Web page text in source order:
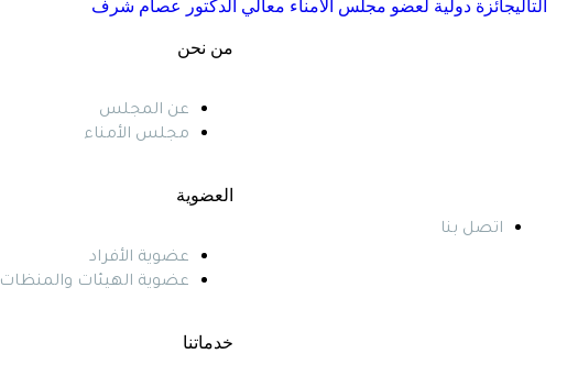
التاليجائزة دولية لعضو مجلس الامناء معالي الدكتور عصام شرف
اتصل بنا
من نحن
عن المجلس
مجلس الأمناء
العضوية
عضوية الأفراد
عضوية الهيئات والمنظات
خدماتنا